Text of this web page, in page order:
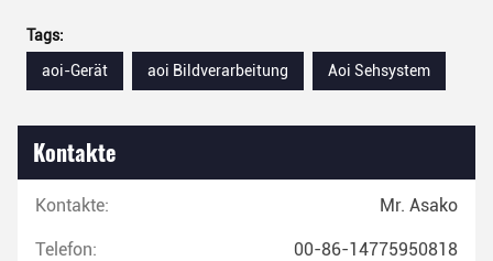
Tags:
aoi-Gerät
aoi Bildverarbeitung Aoi Sehsystem
Kontakte
Kontakte: Mr. Asako
Telefon: 00-86-14775950818